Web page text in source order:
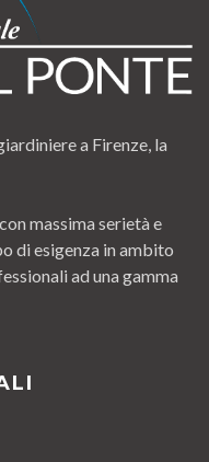
a Firenze, la
massima serietà e
di esigenza in ambito
ad una gamma